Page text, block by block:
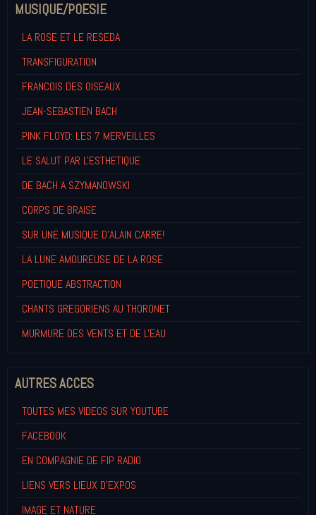
MUSIQUE/POESIE
LA ROSE ET LE RESEDA
TRANSFIGURATION
FRANCOIS DES OISEAUX
JEAN-SEBASTIEN BACH
PINK FLOYD: LES 7 MERVEILLES
LE SALUT PAR L'ESTHETIQUE
DE BACH A SZYMANOWSKI
CORPS DE BRAISE
SUR UNE MUSIQUE D'ALAIN CARRE!
LA LUNE AMOUREUSE DE LA ROSE
POETIQUE ABSTRACTION
CHANTS GREGORIENS AU THORONET
MURMURE DES VENTS ET DE L'EAU
AUTRES ACCES
TOUTES MES VIDEOS SUR YOUTUBE
FACEBOOK
EN COMPAGNIE DE FIP RADIO
LIENS VERS LIEUX D'EXPOS
IMAGE ET NATURE